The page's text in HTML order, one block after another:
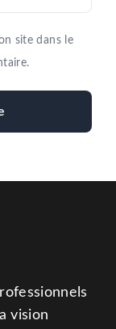
site dans le
vision